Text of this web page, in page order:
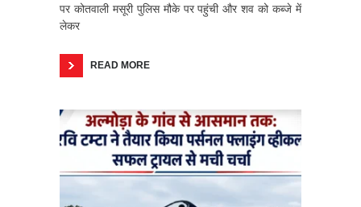
पर कोतवाली मसूरी पुलिस मौके पर पहुंची और शव को कब्जे में
लेकर
READ MORE